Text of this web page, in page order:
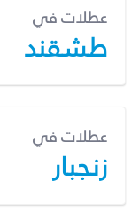
عطلات في
طشقند
عطلات في
زنجبار